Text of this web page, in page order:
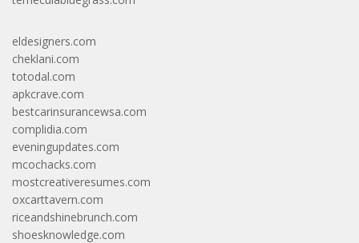
eldesigners.com
cheklani.com
totodal.com
apkcrave.com
bestcarinsurancewsa.com
complidia.com
eveningupdates.com
mcochacks.com
mostcreativeresumes.com
oxcarttavern.com
riceandshinebrunch.com
shoesknowledge.com